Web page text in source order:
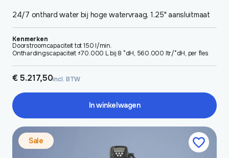
24/7 onthard water bij hoge watervraag, 1.25" aansluitmaat
Kenmerken
Doorstroomcapaciteit tot 150 l/min.
Onthardingscapaciteit ±70.000 L bij 8 °dH, 560.000 ltr/°dH, per fles
€5.217,50incl. BTW
In winkelwagen